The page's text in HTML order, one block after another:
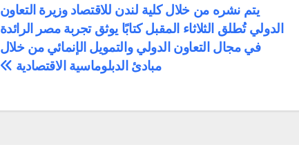
يتم نشره من خلال كلية لندن للاقتصاد وزيرة التعاون
الدولي تُطلق الثلاثاء المقبل كتابًا يوثق تجربة مصر الرائدة
في مجال التعاون الدولي والتمويل الإنمائي من خلال
مبادئ الدبلوماسية الاقتصادية